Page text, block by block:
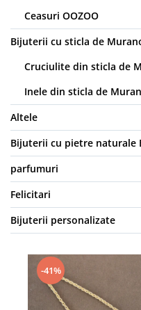
Ceasuri OOZOO
Bijuterii cu sticla de
Cruciulite din sticla de
Inele din sticla de
Altele
Bijuterii cu pietre naturale
parfumuri
Felicitari
Bijuterii personalizate
-41%